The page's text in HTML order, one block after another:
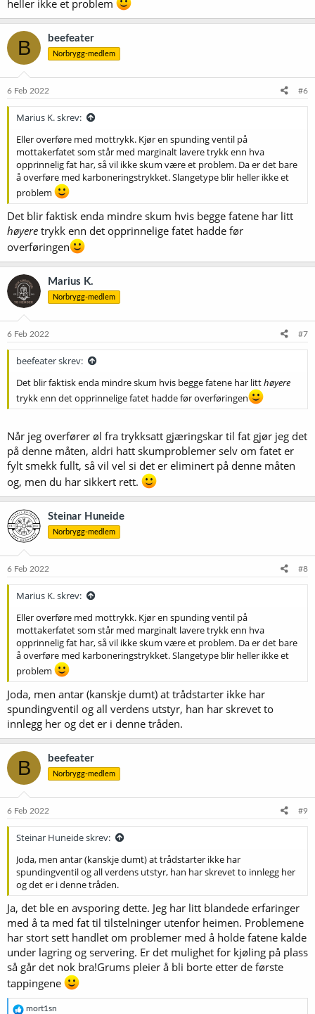
heller ikke et problem
B beefeater
Norbrygg-medlem
6 Feb 2022 #6
Marius K. skrev:
Eller overføre med mottrykk. Kjør en spunding ventil på
mottakerfatet som står med marginalt lavere trykk enn hva
opprinnelig fat har, så vil ikke skum være et problem. Da er det bare
å overføre med karboneringstrykket. Slangetype blir heller ikke et
problem
Det blir faktisk enda mindre skum hvis begge fatene har litt
høyere trykk enn det opprinnelige fatet hadde før
overføringen
Marius K.
Norbrygg-medlem
6 Feb 2022 #7
beefeater skrev:
Det blir faktisk enda mindre skum hvis begge fatene har litthøyere
trykk enn det opprinnelige fatet hadde før overføringen
Når jeg overfører øl fra trykksatt gjæringskar til fat gjør jeg det
på denne måten, aldri hatt skumproblemer selv om fatet er
fylt smekk fullt, så vil vel si det er eliminert på denne måten
og, men du har sikkert rett.
Steinar Huneide
Norbrygg-medlem
6 Feb 2022 #8
Marius K. skrev:
Eller overføre med mottrykk. Kjør en spunding ventil på
mottakerfatet som står med marginalt lavere trykk enn hva
opprinnelig fat har, så vil ikke skum være et problem. Da er det bare
å overføre med karboneringstrykket. Slangetype blir heller ikke et
problem
Joda, men antar (kanskje dumt) at trådstarter ikke har
spundingventil og all verdens utstyr, han har skrevet to
innlegg her og det er i denne tråden.
B beefeater
Norbrygg-medlem
6 Feb 2022 #9
Steinar Huneide skrev:
Joda, men antar (kanskje dumt) at trådstarter ikke har
spundingventil og all verdens utstyr, han har skrevet to innlegg her
og det er i denne tråden.
Ja, det ble en avsporing dette. Jeg har litt blandede erfaringer
med å ta med fat til tilstelninger utenfor heimen. Problemene
har stort sett handlet om problemer med å holde fatene kalde
under lagring og servering. Er det mulighet for kjøling på plass
så går det nok bra!Grums pleier å bli borte etter de første
tappingene
R
mort1sn